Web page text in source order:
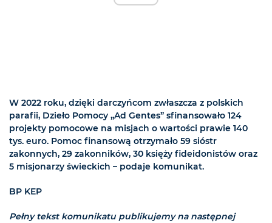
W 2022 roku, dzięki darczyńcom zwłaszcza z polskich
parafii, Dzieło Pomocy „Ad Gentes” sfinansowało 124
projekty pomocowe na misjach o wartości prawie 140
tys. euro. Pomoc finansową otrzymało 59 sióstr
zakonnych, 29 zakonników, 30 księży fideidonistów oraz
5 misjonarzy świeckich – podaje komunikat.
BP KEP
Pełny tekst komunikatu publikujemy na następnej